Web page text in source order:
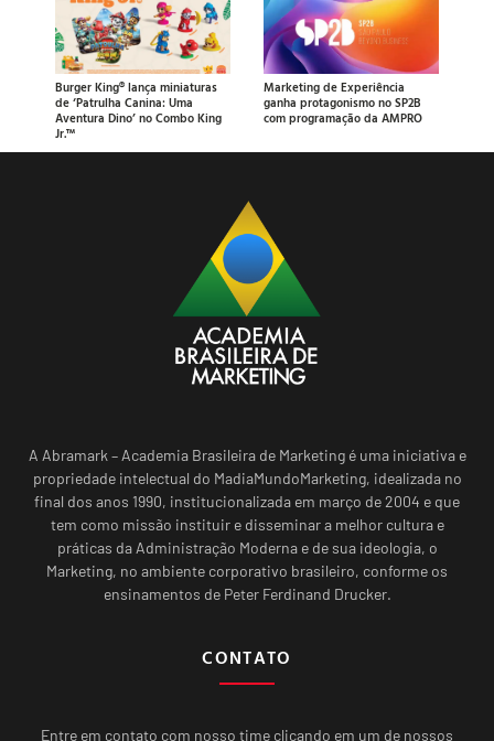
Burger King® lança miniaturas
de ‘Patrulha Canina: Uma
Aventura Dino’ no Combo King
Jr.™
Marketing de Experiência
ganha protagonismo no SP2B
com programação da AMPRO
A Abramark – Academia Brasileira de Marketing é uma iniciativa e
propriedade intelectual do MadiaMundoMarketing, idealizada no
final dos anos 1990, institucionalizada em março de 2004 e que
tem como missão instituir e disseminar a melhor cultura e
práticas da Administração Moderna e de sua ideologia, o
Marketing, no ambiente corporativo brasileiro, conforme os
ensinamentos de Peter Ferdinand Drucker.
CONTATO
Entre em contato com nosso time clicando em um de nossos